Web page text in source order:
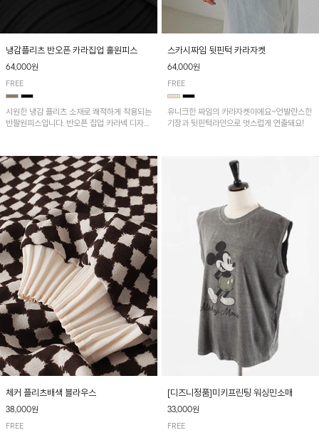
냉감플리츠 반오픈 카라집업 훌원피스
64,000원
FREE
시원한 냉감 플리츠 소재로 쾌적하게 착용되는
반팔원피스입니다. 반오픈 집업 카라넥 디자인
줘요~
스카시짜임 뒷핀턱 카라자켓
64,000원
FREE
유니크한 짜임의 카라자켓이에요~언발란스한
기장과 뒷핀턱라인으로 멋스럽게 연출돼요!
체커 플리츠배색 블라우스
38,000원
FREE
[디즈니정품]미키프린팅 워싱민소매
33,000원
FREE